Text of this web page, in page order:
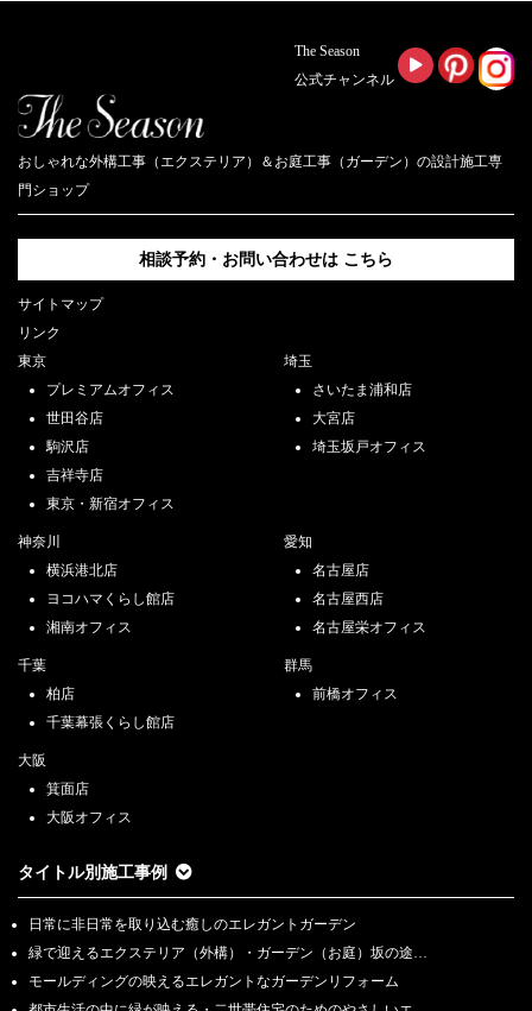
The Season
公式チャンネル
おしゃれな外構工事（エクステリア）＆お庭工事（ガーデン）の設計施工専
門ショップ
相談予約・お問い合わせは こちら
サイトマップ
リンク
東京
プレミアムオフィス
世田谷店
駒沢店
吉祥寺店
東京・新宿オフィス
千葉
柏店
千葉幕張くらし館店
群馬
前橋オフィス
愛知
名古屋店
名古屋西店
名古屋栄オフィス
神奈川
横浜港北店
ヨコハマくらし館店
湘南オフィス
埼玉
さいたま浦和店
大宮店
埼玉坂戸オフィス
大阪
箕面店
大阪オフィス
タイトル別施工事例
日常に非日常を取り込む癒しのエレガントガーデン
緑で迎えるエクステリア（外構）・ガーデン（お庭）坂の途…
モールディングの映えるエレガントなガーデンリフォーム